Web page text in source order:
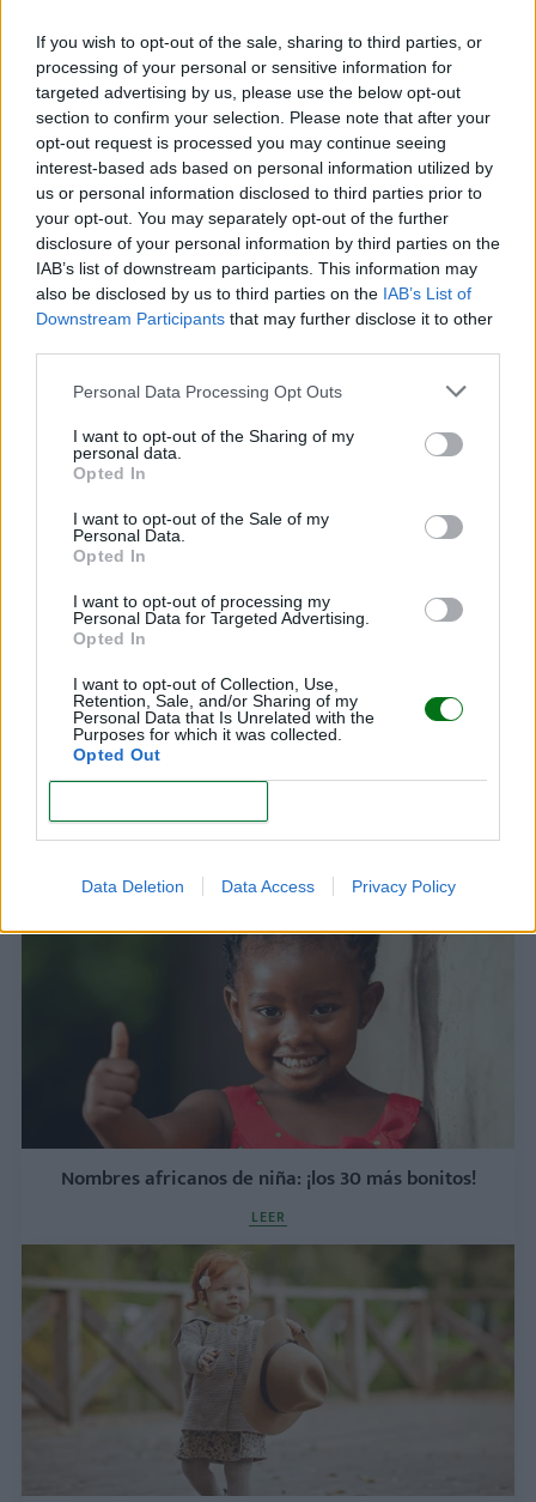
If you wish to opt-out of the sale, sharing to third parties, or
processing of your personal or sensitive information for
targeted advertising by us, please use the below opt-out
section to confirm your selection. Please note that after your
opt-out request is processed you may continue seeing
interest-based ads based on personal information utilized by
us or personal information disclosed to third parties prior to
your opt-out. You may separately opt-out of the further
disclosure of your personal information by third parties on the
IAB’s list of downstream participants. This information may
also be disclosed by us to third parties on the IAB’s List of
Downstream Participants that may further disclose it to other
Personal Data Processing Opt Outs
I want to opt-out of the Sharing of my
personal data.
Opted In
I want to opt-out of the Sale of my
Personal Data.
Opted In
I want to opt-out of processing my
Personal Data for Targeted Advertising.
Opted In
I want to opt-out of Collection, Use,
Retention, Sale, and/or Sharing of my
Personal Data that Is Unrelated with the
Purposes for which it was collected.
Opted Out
Data Deletion Data Access Privacy Policy
Nombres de niña hebreos: ¡25 preciosos!
LEER
Nombres de niña cortos y dulces. ¡Los más
bonitos, con su significado!
Nombres de niña exóticos: ¡los mejores 25!
Nombres africanos de niña: ¡los 30 más bonitos!
LEER